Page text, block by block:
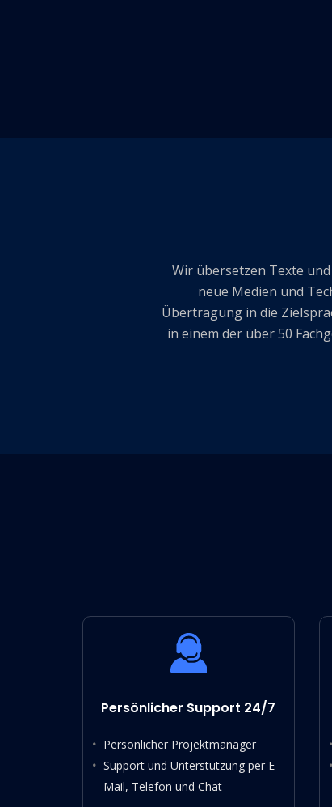
Wir übersetzen Texte
neue Medien und
Übertragung in die
in einem der über 50
Persönlicher Support 24/7
Persönlicher Projektmanager
Support und Unterstützung per E-
Mail, Telefon und Chat